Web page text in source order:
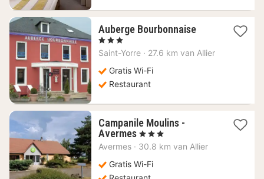
Auberge Bourbonnaise1
vanaf
, 3 Sterren
Saint-Yorre · 27.6 km van Allier
Gratis Wi-Fi
Restaurant
Campanile Moulins -
Avermes 1
nacht
62,99
€
, 3 Sterren
Avermes · 30.8 km van Allier
Gratis Wi-Fi